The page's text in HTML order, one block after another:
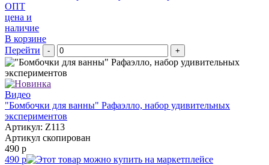
ОПТ
цена и
наличие
В корзине
Перейти
- +
Видео
"Бомбочки для ванны" Рафаэлло, набор удивительных
экспериментов
Артикул: Z113
Артикул скопирован
490 р
490 р